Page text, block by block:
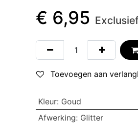
€ 6,95
Toevoegen aan
Kleur: Goud
Afwerking: Glitter